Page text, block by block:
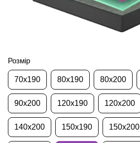
Розмір
70х190 80х190 80х200
90х200 120х190 120х200
140х200 150х190 150х200